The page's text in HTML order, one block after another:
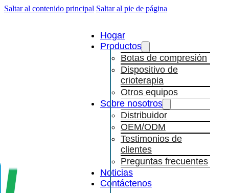
Saltar al contenido principal Saltar al pie de página
Hogar
Productos
Botas de compresión
Dispositivo de
crioterapia
Otros equipos
Sobre nosotros
Distribuidor
OEM/ODM
Testimonios de
clientes
Preguntas frecuentes
Noticias
Contáctenos